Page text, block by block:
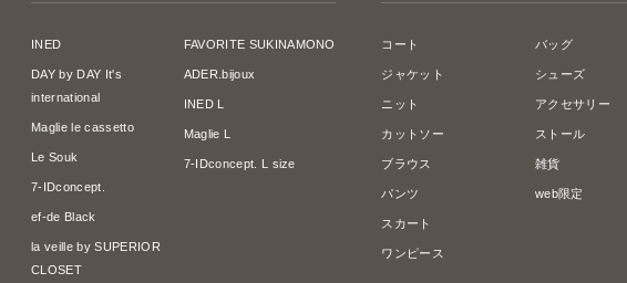
INED
DAY by DAY It's
international
Maglie le cassetto
Le Souk
7-IDconcept.
ef-de Black
la veille by SUPERIOR
CLOSET
FAVORITE SUKINAMONO
ADER.bijoux
INED L
Maglie L
7-IDconcept. L size
コート
ジャケット
ニット
カットソー
ブラウス
パンツ
スカート
ワンピース
バッグ
シューズ
アクセサリー
ストール
雑貨
web限定